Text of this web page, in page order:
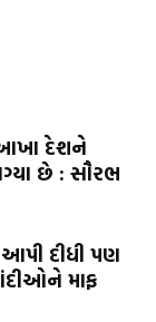
દેશને
છે : સૌરભ
આપી દીધી પણ
માફ